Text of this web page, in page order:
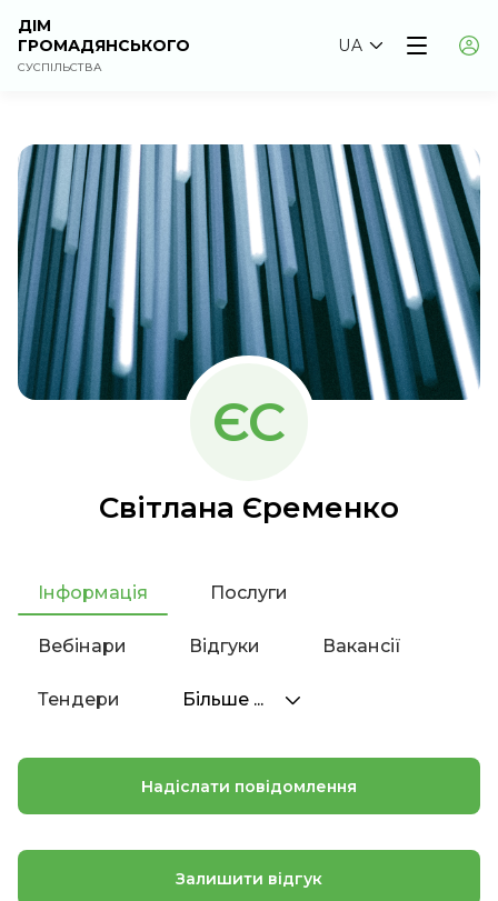
ДІМ
ГРОМАДЯНСЬКОГО
СУСПІЛЬСТВА
UA
ЄС
Світлана Єременко
Інформація Послуги
Вебінари Відгуки Вакансії
Тендери Більше ...
Надіслати повідомлення
Залишити відгук